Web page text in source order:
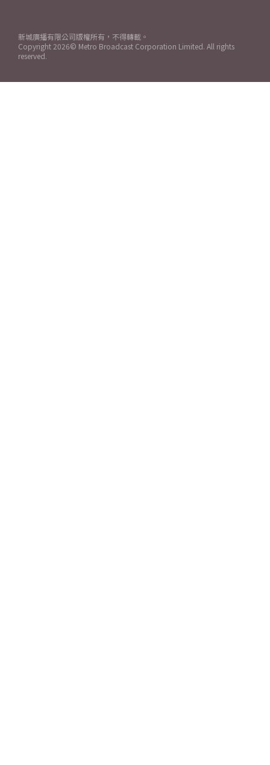
新城廣播有限公司版權所有，不得轉載。
Copyright 2026© Metro Broadcast Corporation Limited. All rights
reserved.